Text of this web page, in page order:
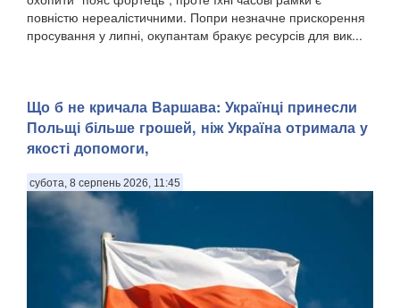
повністю нереалістичними. Попри незначне прискорення
просування у липні, окупантам бракує ресурсів для вик...
Що б не кричала Варшава: Українці принесли
Польщі більше грошей, ніж Україна отримала у
якості допомоги,
субота, 8 серпень 2026, 11:45